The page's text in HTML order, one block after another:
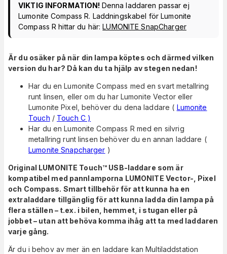
VIKTIG INFORMATION! Denna laddaren passar ej
Lumonite Compass R. Laddningskabel för Lumonite
Compass R hittar du här:LUMONITE SnapCharger
Är du osäker på när din lampa köptes och därmed vilken
version du har? Då kan du ta hjälp av stegen nedan!
Har du en Lumonite Compass med en svart metallring
runt linsen, eller om du har Lumonite Vector eller
Lumonite Pixel, behöver du dena laddare ( Lumonite
Touch / Touch C )
Har du en Lumonite Compass R med en silvrig
metallring runt linsen behöver du en annan laddare (
Lumonite Snapcharger )
Original LUMONITE Touch™ USB-laddare som är
kompatibel med pannlamporna LUMONITE Vector-, Pixel
och Compass. Smart tillbehör för att kunna ha en
extraladdare tillgänglig för att kunna ladda din lampa på
flera ställen – t.ex. i bilen, hemmet, i stugan eller på
jobbet – utan att behöva komma ihåg att ta med laddaren
varje gång.
Är du i behov av mer än en laddare kan Multiladdstation